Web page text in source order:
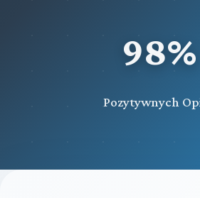
98%
Pozytywnych